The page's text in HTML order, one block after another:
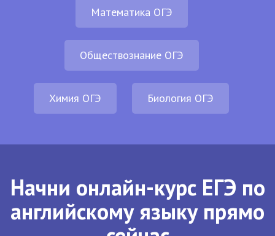
Математика ОГЭ
Обществознание ОГЭ
Химия ОГЭ Биология ОГЭ
Начни онлайн-курс ЕГЭ по
английскому языку прямо